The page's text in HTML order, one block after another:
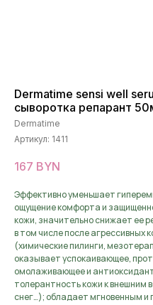
Dermatime sensi well
сыворотка репарант
Dermatime
Артикул: 1411
167 BYN
Эффективно уменьшает
ощущение комфорта и
кожи, значительно снижает ее
в том числе после агрессивных
(химические пилинги,
оказывает успокаивающее,
омолаживающее и
толерантность кожи к внешним
снег…); обладает мгновенным и